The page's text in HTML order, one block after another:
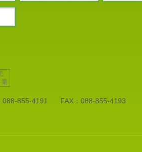
088-855-4191
FAX：088-855-4193